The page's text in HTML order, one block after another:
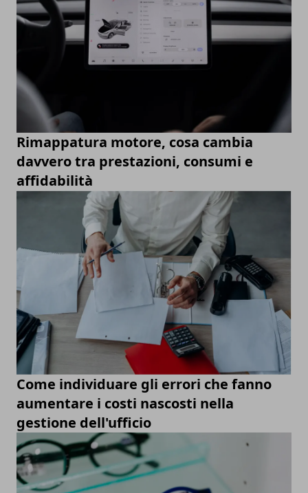
Rimappatura motore, cosa cambia
davvero tra prestazioni, consumi e
affidabilità
Come individuare gli errori che fanno
aumentare i costi nascosti nella
gestione dell'ufficio